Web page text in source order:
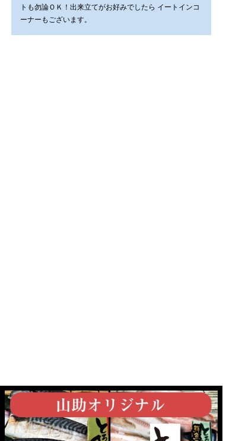
トも勿論ＯＫ！出来立てがお好みでしたら イートインコ
ーナーもございます。